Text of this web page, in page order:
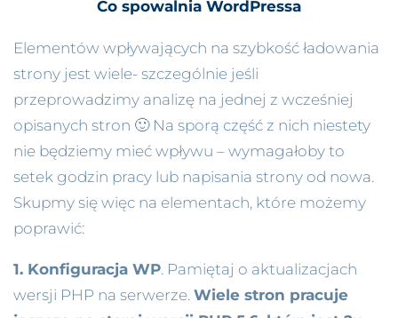
Co spowalnia WordPressa
Elementów wpływających na szybkość ładowania
strony jest wiele- szczególnie jeśli
przeprowadzimy analizę na jednej z wcześniej
opisanych stron 🙂 Na sporą część z nich niestety
nie będziemy mieć wpływu – wymagałoby to
setek godzin pracy lub napisania strony od nowa.
Skupmy się więc na elementach, które możemy
poprawić:
1. Konfiguracja WP. Pamiętaj o aktualizacjach
wersji PHP na serwerze.Wiele stron pracuje